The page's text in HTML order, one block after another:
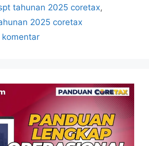
tahunan 2025 coretax,
2025 coretax